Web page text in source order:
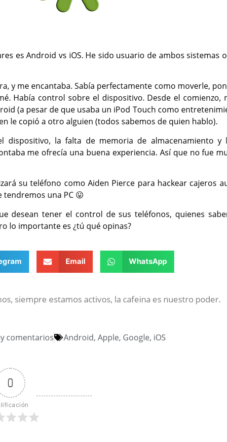
es Android vs iOS. He sido usuario de ambos sistemas
y me encantaba. Sabía perfectamente como moverle,
Había control sobre el dispositivo. Desde el comienzo,
(a pesar de que usaba un iPod Touch como
le copió a otro alguien (todos sabemos de quien hablo).
dispositivo, la falta de memoria de almacenamiento
me ofrecía una buena experiencia. Así que no fue
su teléfono como Aiden Pierce para hackear cajeros
una PC 😛
desean tener el control de sus teléfonos, quienes
lo importante es ¿tú qué opinas?
Email WhatsApp
siempre estamos activos, la cafeina es nuestro poder.
comentarios Android, Apple, Google, iOS
0